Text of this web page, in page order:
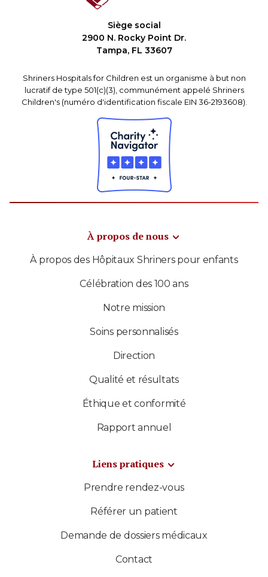
Siège social
2900 N. Rocky Point Dr.
Tampa, FL 33607
Shriners Hospitals for Children est un organisme à but non
lucratif de type 501(c)(3), communément appelé Shriners
Children's (numéro d'identification fiscale EIN 36-2193608).
À propos de nous
À propos des Hôpitaux Shriners pour enfants
Célébration des 100 ans
Notre mission
Soins personnalisés
Direction
Qualité et résultats
Éthique et conformité
Rapport annuel
Liens pratiques
Prendre rendez-vous
Référer un patient
Demande de dossiers médicaux
Contact